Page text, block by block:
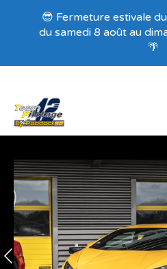
Recevez nos offres
😎 Fermeture estivale
du samedi 8 août au
🌴